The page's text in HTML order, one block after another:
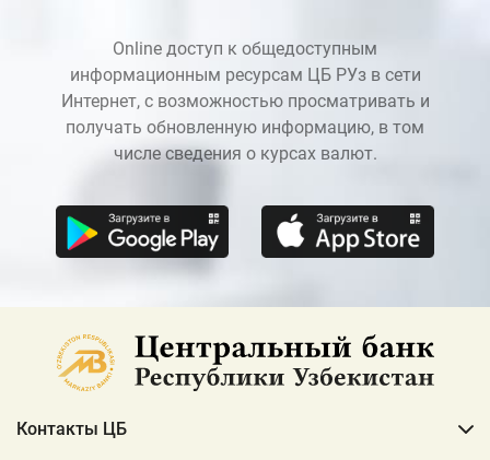
Online доступ к общедоступным
информационным ресурсам ЦБ РУз в сети
Интернет, с возможностью просматривать и
получать обновленную информацию, в том
числе сведения о курсах валют.
Контакты ЦБ